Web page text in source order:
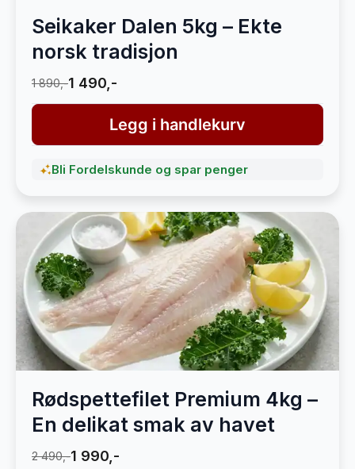
Seikaker Dalen 5kg – Ekte
norsk tradisjon
1 890,-1 490,-
Legg i handlekurv
Bli Fordelskunde og spar penger
Rødspettefilet Premium 4kg –
En delikat smak av havet
2 490,-1 990,-